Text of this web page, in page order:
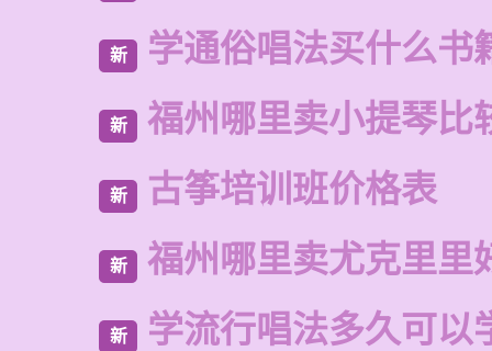
新 学通俗唱法买什么书
新 福州哪里卖小提琴比
新 古筝培训班价格表
新 福州哪里卖尤克里里
新 学流行唱法多久可以